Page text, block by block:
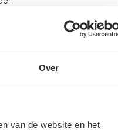
Over
van de website en het